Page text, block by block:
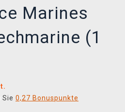
Marines
(1
Sie 0,27 Bonuspunkte